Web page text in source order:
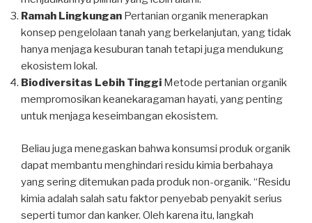
Ramah Lingkungan Pertanian organik menerapkan
konsep pengelolaan tanah yang berkelanjutan, yang tidak
hanya menjaga kesuburan tanah tetapi juga mendukung
ekosistem lokal.
Biodiversitas Lebih Tinggi Metode pertanian organik
mempromosikan keanekaragaman hayati, yang penting
untuk menjaga keseimbangan ekosistem.
Beliau juga menegaskan bahwa konsumsi produk organik
dapat membantu menghindari residu kimia berbahaya
yang sering ditemukan pada produk non-organik. “Residu
kimia adalah salah satu faktor penyebab penyakit serius
seperti tumor dan kanker. Oleh karena itu, langkah